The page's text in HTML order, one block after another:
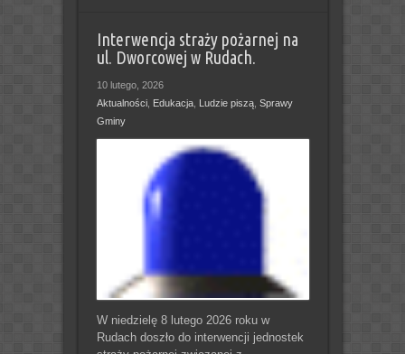
Interwencja straży pożarnej na
ul. Dworcowej w Rudach.
10 lutego, 2026
Aktualności, Edukacja, Ludzie piszą, Sprawy
Gminy
W niedzielę 8 lutego 2026 roku w
Rudach doszło do interwencji jednostek